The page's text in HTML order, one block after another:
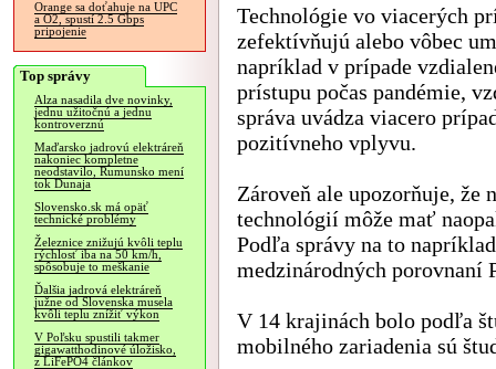
Orange sa doťahuje na UPC
a O2, spustí 2.5 Gbps
pripojenie
Top správy
Alza nasadila dve novinky,
jednu užitočnú a jednu
kontroverznú
Maďarsko jadrovú elektráreň
nakoniec kompletne
neodstavilo, Rumunsko mení
tok Dunaja
Slovensko.sk má opäť
technické problémy
Železnice znižujú kvôli teplu
rýchlosť iba na 50 km/h,
spôsobuje to meškanie
Ďalšia jadrová elektráreň
južne od Slovenska musela
kvôli teplu znížiť výkon
V Poľsku spustili takmer
gigawatthodinové úložisko,
z LiFePO4 článkov
Technológie vo viacerých
zefektívňujú alebo vôbec
napríklad v prípade
prístupu počas pandémie,
správa uvádza viacero
pozitívneho vplyvu.
Zároveň ale upozorňuje, že
technológií môže mať
Podľa správy na to
medzinárodných porovnaní
V 14 krajinách bolo podľa
mobilného zariadenia sú